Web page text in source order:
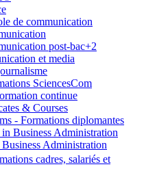
de communication
post-bac+2
et media
SciencesCom
continue
& Courses
- Formations diplomantes
Business Administration
Administration
cadres, salariés et